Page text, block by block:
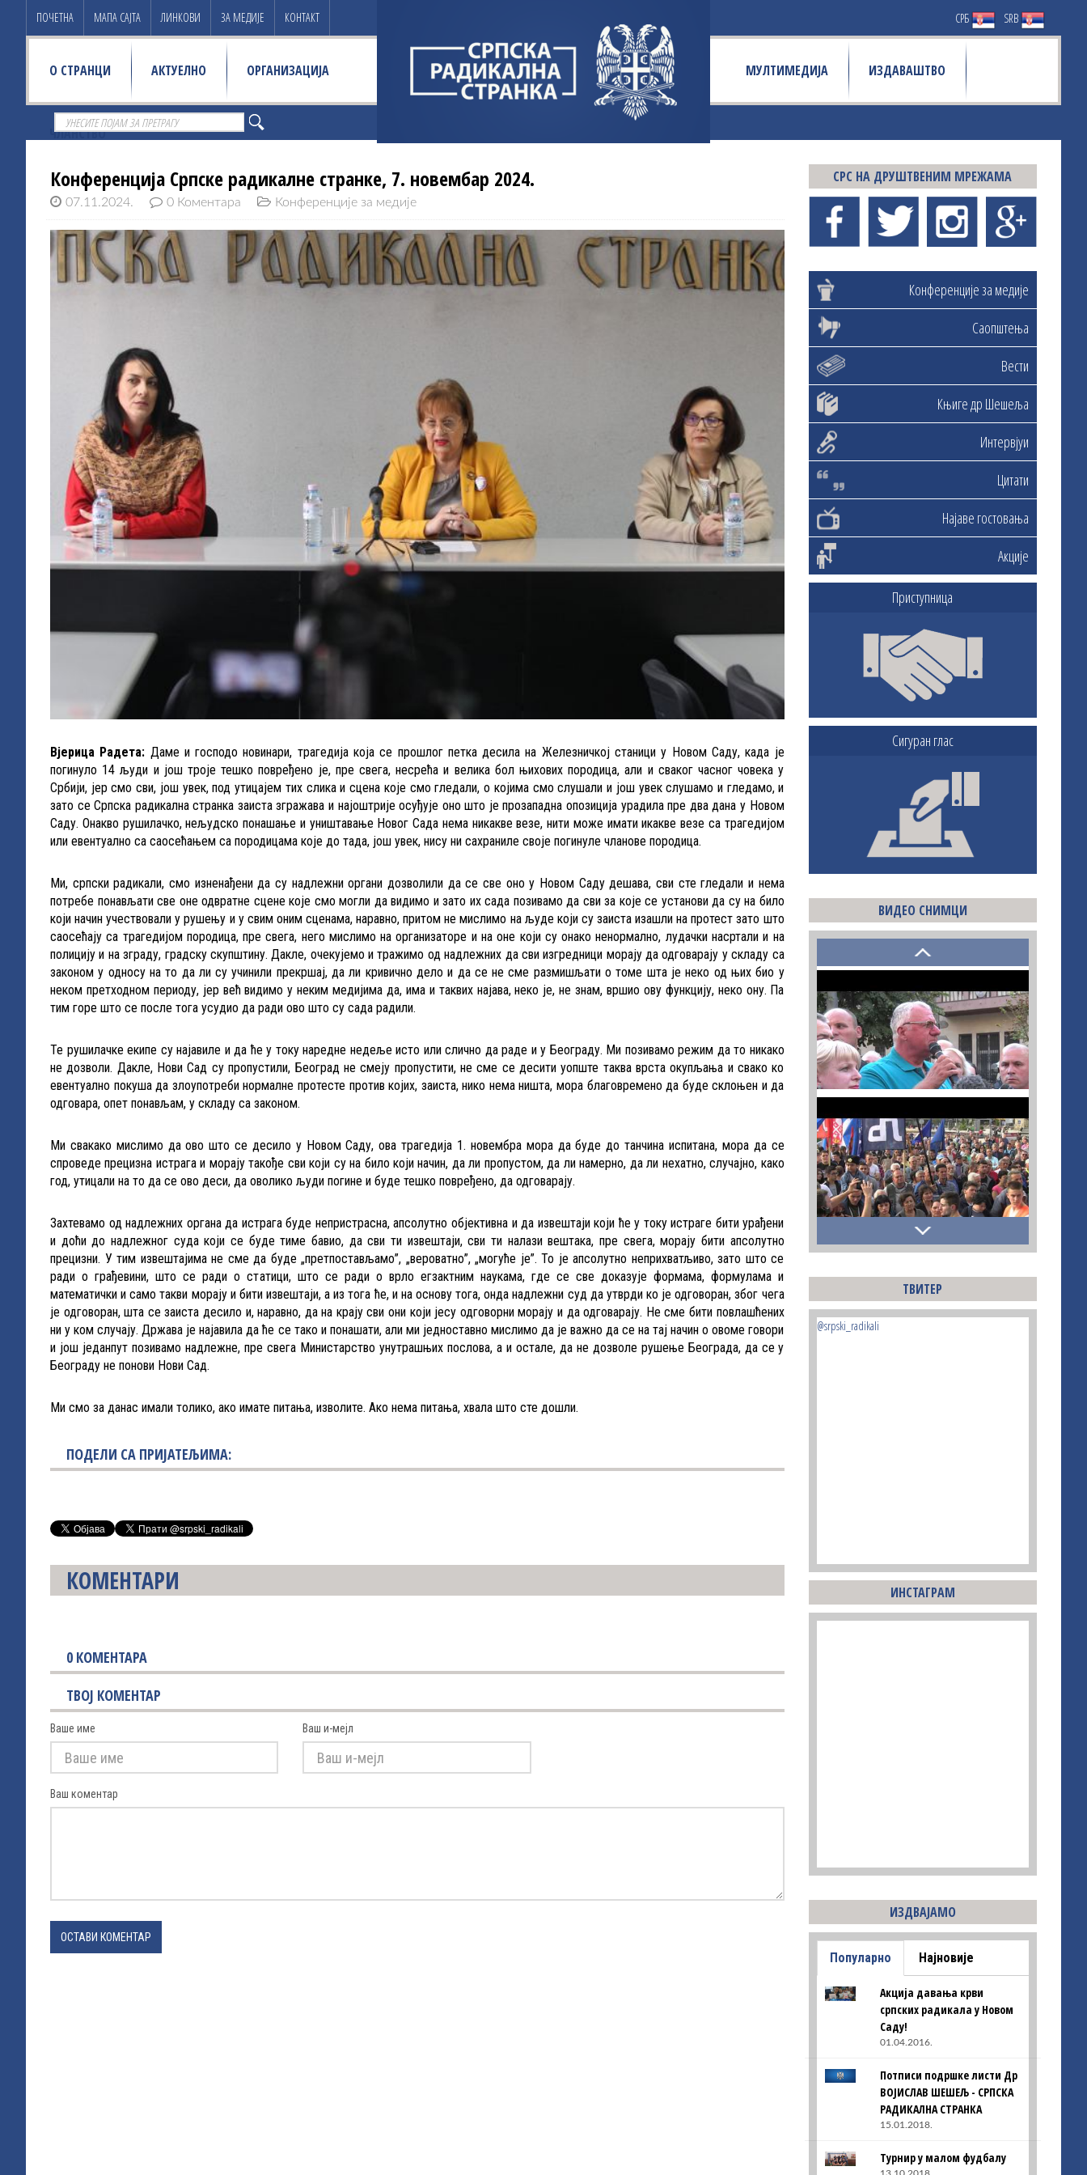
ПОЧЕТНА МАПА САЈТА ЛИНКОВИ ЗА МЕДИЈЕ КОНТАКТ СРБ SRB
О СТРАНЦИ АКТУЕЛНО ОРГАНИЗАЦИЈА МУЛТИМЕДИЈА ИЗДАВАШТВО
ЧЛАНСТВО
Конференција Српске радикалне странке, 7. новембар 2024.
07.11.2024. 0 Коментара Конференције за медије
Вјерица Радета: Даме и господо новинари, трагедија која се прошлог петка десила на Железничкој станици у Новом Саду, када је
погинуло 14 људи и још троје тешко повређено је, пре свега, несрећа и велика бол њихових породица, али и сваког часног човека у
Србији, јер смо сви, још увек, под утицајем тих слика и сцена које смо гледали, о којима смо слушали и још увек слушамо и гледамо, и
зато се Српска радикална странка заиста згражава и најоштрије осуђује оно што је прозападна опозиција урадила пре два дана у Новом
Саду. Онакво рушилачко, нељудско понашање и уништавање Новог Сада нема никакве везе, нити може имати икакве везе са трагедијом
или евентуално са саосећањем са породицама које до тада, још увек, нису ни сахраниле своје погинуле чланове породица.
Ми, српски радикали, смо изненађени да су надлежни органи дозволили да се све оно у Новом Саду дешава, сви сте гледали и нема
потребе понављати све оне одвратне сцене које смо могли да видимо и зато их сада позивамо да сви за које се установи да су на било
који начин учествовали у рушењу и у свим оним сценама, наравно, притом не мислимо на људе који су заиста изашли на протест зато што
саосећају са трагедијом породица, пре свега, него мислимо на организаторе и на оне који су онако ненормално, лудачки насртали и на
полицију и на зграду, градску скупштину. Дакле, очекујемо и тражимо од надлежних да сви изгредници морају да одговарају у складу са
законом у односу на то да ли су учинили прекршај, да ли кривично дело и да се не сме размишљати о томе шта је неко од њих био у
неком претходном периоду, јер већ видимо у неким медијима да, има и таквих најава, неко је, не знам, вршио ову функцију, неко ону. Па
тим горе што се после тога усудио да ради ово што су сада радили.
Те рушилачке екипе су најавиле и да ће у току наредне недеље исто или слично да раде и у Београду. Ми позивамо режим да то никако
не дозволи. Дакле, Нови Сад су пропустили, Београд не смеју пропустити, не сме се десити уопште таква врста окупљања и свако ко
евентуално покуша да злоупотреби нормалне протесте против којих, заиста, нико нема ништа, мора благовремено да буде склоњен и да
одговара, опет понављам, у складу са законом.
Ми свакако мислимо да ово што се десило у Новом Саду, ова трагедија 1. новембра мора да буде до танчина испитана, мора да се
спроведе прецизна истрага и морају такође сви који су на било који начин, да ли пропустом, да ли намерно, да ли нехатно, случајно, како
год, утицали на то да се ово деси, да оволико људи погине и буде тешко повређено, да одговарају.
Захтевамо од надлежних органа да истрага буде непристрасна, апсолутно објективна и да извештаји који ће у току истраге бити урађени
и доћи до надлежног суда који се буде тиме бавио, да сви ти извештаји, сви ти налази вештака, пре свега, морају бити апсолутно
прецизни. У тим извештајима не сме да буде „претпостављамо”, „вероватно”, „могуће је”. То је апсолутно неприхватљиво, зато што се
ради о грађевини, што се ради о статици, што се ради о врло егзактним наукама, где се све доказује формама, формулама и
математички и само такви морају и бити извештаји, а из тога ће, и на основу тога, онда надлежни суд да утврди ко је одговоран, због чега
је одговоран, шта се заиста десило и, наравно, да на крају сви они који јесу одговорни морају и да одговарају. Не сме бити повлашћених
ни у ком случају. Држава је најавила да ће се тако и понашати, али ми једноставно мислимо да је важно да се на тај начин о овоме говори
и још једанпут позивамо надлежне, пре свега Министарство унутрашњих послова, а и остале, да не дозволе рушење Београда, да се у
Београду не понови Нови Сад.
Ми смо за данас имали толико, ако имате питања, изволите. Ако нема питања, хвала што сте дошли.
ПОДЕЛИ СА ПРИЈАТЕЉИМА:
КОМЕНТАРИ
0 КОМЕНТАРА
ТВОЈ КОМЕНТАР
Ваше име Ваш и-мејл
Ваш коментар
ОСТАВИ КОМЕНТАР
СРС НА ДРУШТВЕНИМ МРЕЖАМА
Конференције за медије
Саопштења
Вести
Књиге др Шешеља
Интервјуи
Цитати
Најаве гостовања
Акције
Приступница
Сигуран глас
ВИДЕО СНИМЦИ
ТВИТЕР
@srpski_radikali
ИНСТАГРАМ
ИЗДВАЈАМО
Популарно Најновије
Акција давања крви
српских радикала у Новом
Саду!
01.04.2016.
Потписи подршке листи Др
ВОЈИСЛАВ ШЕШЕЉ - СРПСКА
РАДИКАЛНА СТРАНКА
15.01.2018.
Турнир у малом фудбалу